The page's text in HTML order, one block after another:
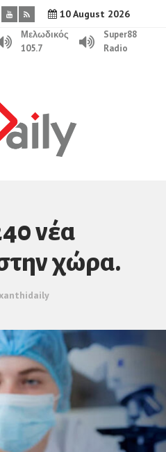
10 August 2026
Μελωδικός
105.7
Super88
Radio
νέα
χώρα.